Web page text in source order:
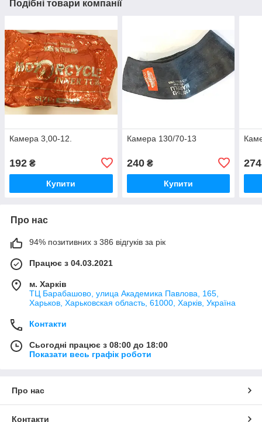
Подібні товари компанії
Камера 3,00-12.
192 ₴
Купити
Камера 130/70-13
240₴
Купити
274
Про нас
94% позитивних з 386 відгуків за рік
Працює з 04.03.2021
м. Харків
ТЦ Барабашово, улица Академика Павлова, 165,
Харьков, Харьковская область, 61000, Харків, Україна
Контакти
Сьогодні працює з 08:00 до 18:00
Показати весь графік роботи
Про нас
Контакти